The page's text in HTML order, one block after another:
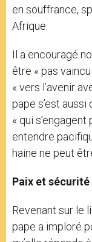
en souffrance,
Afrique.
Il a encouragé
être « pas
« vers l’avenir
pape s’est
« qui
entendre
haine ne peut
Paix et
Revenant sur le
pape a imploré